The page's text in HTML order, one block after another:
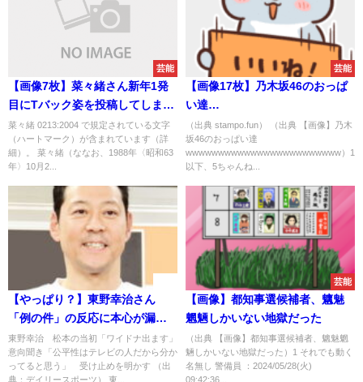
芸能
【画像7枚】菜々緒さん新年1発
目にTバック姿を投稿してしまう
wwwwwwwwwww
菜々緒 0213:2004 で規定されている文字
（ハートマーク）が含まれています（詳
細）。 菜々緒（ななお、1988年〈昭和63
年〉10月2...
芸能
【画像17枚】乃木坂46のおっぱ
い達
（出典 stampo.fun） （出典 【画像】乃木
坂46のおっぱい達
wwwwwwwwwwwwwwwwwwwwwwww）1
以下、5ちゃんね...
【やっぱり？】東野幸治さん
「例の件」の反応に本心が漏れ
出していると話題に
東野幸治 松本の当初「ワイドナ出ます」
意向聞き「公平性はテレビの人だから分か
ってると思う」 受け止めを明かす （出
典：デイリースポーツ） 東...
芸能
【画像】都知事選候補者、魑魅
魍魎しかいない地獄だった
（出典 【画像】都知事選候補者、魑魅魍
魎しかいない地獄だった）1 それでも動く
名無し 警備員 ：2024/05/28(火)
09:42:36...